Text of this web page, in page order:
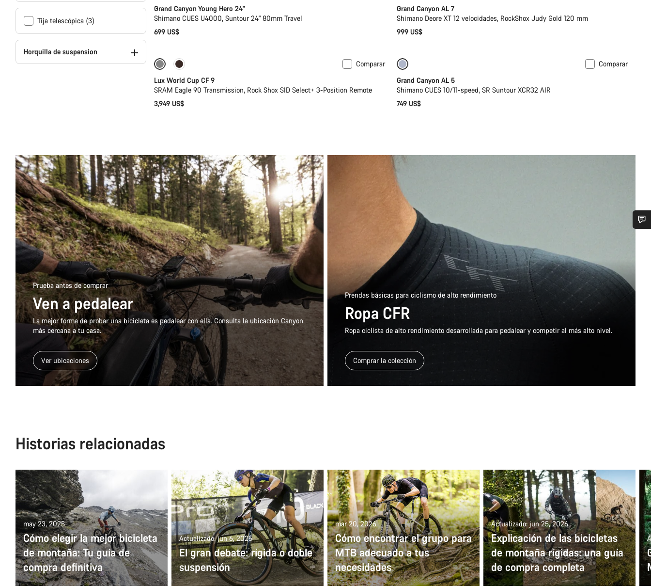
Tija telescópica (3)
Horquilla de suspension
Grand Canyon Young Hero 24"
Shimano CUES U4000, Suntour 24" 80mm Travel
699 US$
Grand Canyon AL 7
Shimano Deore XT 12 velocidades, RockShox Judy Gold 120 mm
999 US$
Próximamente
Comparar
Lux World Cup CF 9
SRAM Eagle 90 Transmission, Rock Shox SID Select+ 3-Position Remote
3,949 US$
Comparar
Grand Canyon AL 5
Shimano CUES 10/11-speed, SR Suntour XCR32 AIR
749 US$
Prueba antes de comprar
Ven a pedalear
La mejor forma de probar una bicicleta es pedalear con ella. Consulta la ubicación Canyon
más cercana a tu casa.
Ver ubicaciones
Prendas básicas para ciclismo de alto rendimiento
Ropa CFR
Ropa ciclista de alto rendimiento desarrollada para pedalear y competir al más alto nivel.
Comprar la colección
Historias relacionadas
may 23, 2025
Cómo elegir la mejor bicicleta
de montaña: Tu guía de
compra definitiva
Actualizado: jun 6, 2025
El gran debate: rígida o doble
suspensión
mar 20, 2026
Cómo encontrar el grupo para
MTB adecuado a tus
necesidades
Actualizado: jun 25, 2026
Explicación de las bicicletas
de montaña rígidas: una guía
de compra completa
¿Necesitas ayuda?
Nuestros expertos estarán encantados de responder a tus preguntas.
Abrir chat
Cerrar